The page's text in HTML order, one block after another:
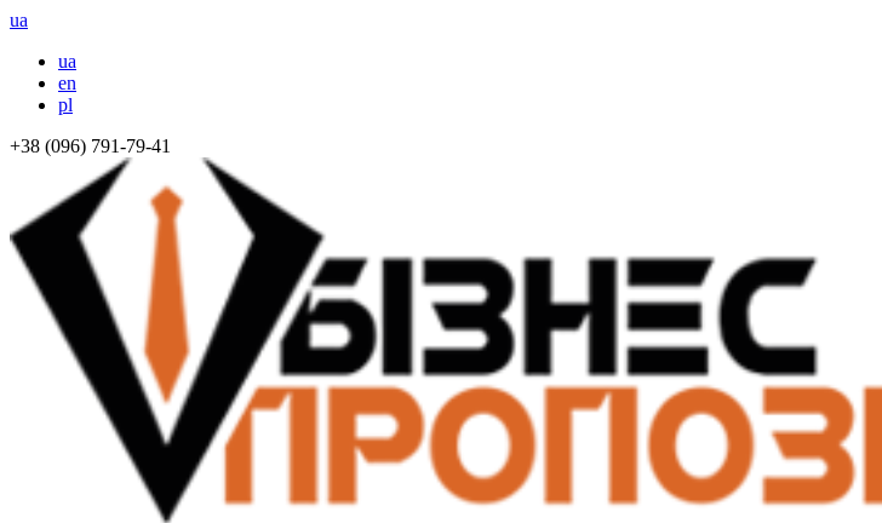
ua
ua
en
pl
+38 (096) 791-79-41